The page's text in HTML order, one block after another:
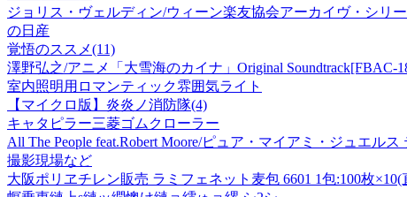
ジョリス・ヴェルディン/ウィーン楽友協会アーカイヴ・シリ
の日産
覚悟のススメ(11)
澤野弘之/アニメ「大雪海のカイナ」Original Soundtrack[FBAC-
室内照明用ロマンティック雰囲気ライト
【マイクロ版】炎炎ノ消防隊(4)
キャタピラー三菱ゴムクローラー
All The People feat.Robert Moore/ピュア・マイアミ・ジュエル
撮影現場など
大阪ポリヱチレン販売 ラミフェネット麦包 6601 1包:100枚×10(